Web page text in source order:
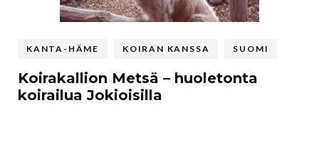
KANTA-HÄME KOIRAN KANSSA SUOMI
Koirakallion Metsä – huoletonta
koirailua Jokioisilla